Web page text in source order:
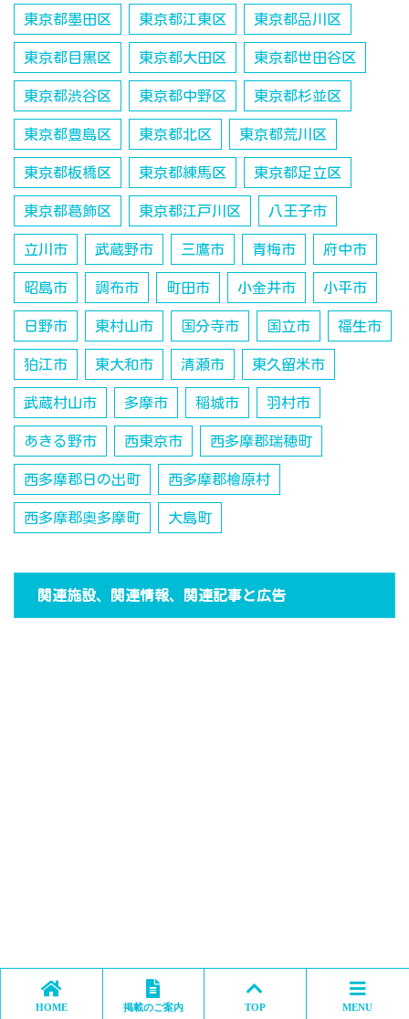
東京都墨田区 東京都江東区 東京都品川区
東京都目黒区 東京都大田区 東京都世田谷区
東京都渋谷区 東京都中野区 東京都杉並区
東京都豊島区 東京都北区 東京都荒川区
東京都板橋区 東京都練馬区 東京都足立区
東京都葛飾区 東京都江戸川区 八王子市
立川市 武蔵野市 三鷹市 青梅市 府中市
昭島市 調布市 町田市 小金井市 小平市
日野市 東村山市 国分寺市 国立市 福生市
狛江市 東大和市 清瀬市 東久留米市
武蔵村山市 多摩市 稲城市 羽村市
あきる野市 西東京市 西多摩郡瑞穂町
西多摩郡日の出町 西多摩郡檜原村
西多摩郡奥多摩町 大島町
関連施設、関連情報、関連記事と広告
HOME 掲載のご案内 TOP MENU